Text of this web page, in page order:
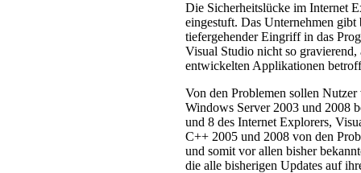
Die Sicherheitslücke im Internet
eingestuft. Das Unternehmen gibt
tiefergehender Eingriff in das
Visual Studio nicht so
entwickelten Applikationen
Von den Problemen sollen
Windows Server 2003 und 2008
und 8 des Internet Explorers,
C++ 2005 und 2008 von den
und somit vor allen bisher
die alle bisherigen Updates auf